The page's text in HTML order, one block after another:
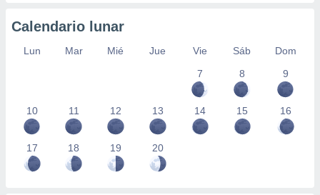
Calendario lunar
Lun Mar Mié Jue Vie Sáb
Dom
7
8 9
10 11 12 13 14 15 16
17 18 19 20